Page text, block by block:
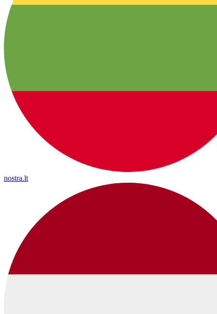
nostra.lt